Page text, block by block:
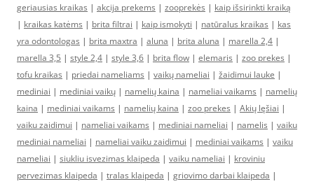
geriausias kraikas | akcija prekems | zooprekės | kaip išsirinkti kraiką
| kraikas katėms | brita filtrai | kaip ismokyti | natūralus kraikas | kas
yra odontologas | brita maxtra | aluna | brita aluna | marella 2,4 |
marella 3,5 | style 2,4 | style 3,6 | brita flow | elemaris | zoo prekes |
tofu kraikas | priedai nameliams | vaikų nameliai | žaidimui lauke |
mediniai | mediniai vaikų | namelių kaina | nameliai vaikams | namelių
kaina | mediniai vaikams | namelių kaina | zoo prekes | Akių lęšiai |
vaiku zaidimui | nameliai vaikams | mediniai nameliai | namelis | vaiku
mediniai nameliai | nameliai vaiku zaidimui | mediniai vaikams | vaiku
nameliai | siukliu isvezimas klaipeda | vaiku nameliai | kroviniu
pervezimas klaipeda | tralas klaipeda | griovimo darbai klaipeda |